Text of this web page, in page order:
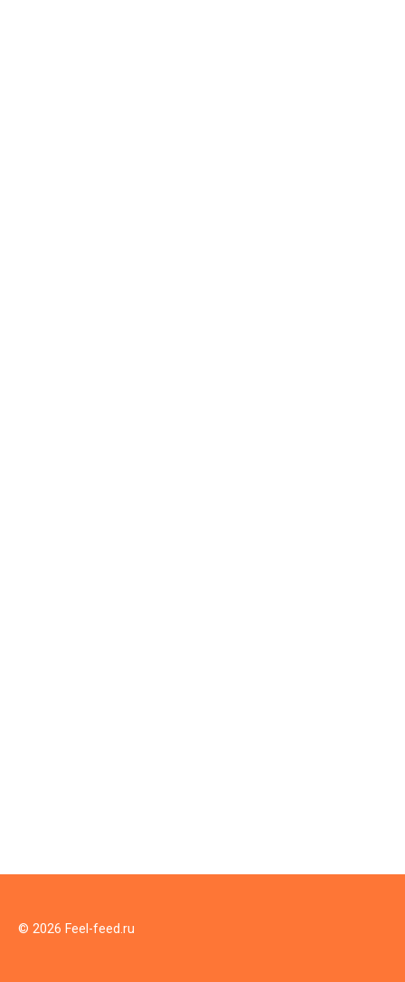
© 2026 Feel-feed.ru